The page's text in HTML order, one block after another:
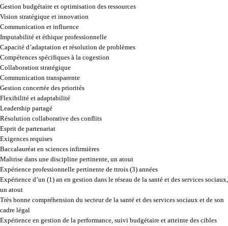
Gestion budgétaire et optimisation des ressources
Vision stratégique et innovation
Communication et influence
Imputabilité et éthique professionnelle
Capacité d’adaptation et résolution de problèmes
Compétences spécifiques à la cogestion
Collaboration stratégique
Communication transparente
Gestion concertée des priorités
Flexibilité et adaptabilité
Leadership partagé
Résolution collaborative des conflits
Esprit de partenariat
Exigences requises
Baccalauréat en sciences infirmières
Maîtrise dans une discipline pertinente, un atout
Expérience professionnelle pertinente de ttrois (3) années
Expérience d’un (1) an en gestion dans le réseau de la santé et des services sociaux,
un atout
Très bonne compréhension du secteur de la santé et des services sociaux et de son
cadre légal
Expérience en gestion de la performance, suivi budgétaire et atteinte des cibles